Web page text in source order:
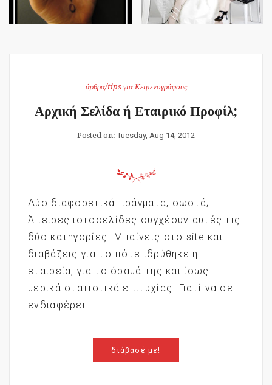
άρθρα/tips για Κειμενογράφους
Αρχική Σελίδα ή Εταιρικό Προφίλ;
Posted on: Tuesday, Aug 14, 2012
Δύο διαφορετικά πράγματα, σωστά;
Άπειρες ιστοσελίδες συγχέουν αυτές τις
δύο κατηγορίες. Μπαίνεις στο site και
διαβάζεις για το πότε ιδρύθηκε η
εταιρεία, για το όραμά της και ίσως
μερικά στατιστικά επιτυχίας. Γιατί να σε
ενδιαφέρει
διάβασέ με!